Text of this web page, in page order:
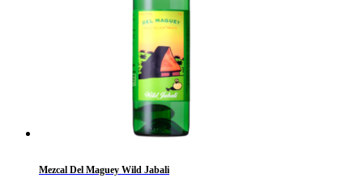
Mezcal Del Maguey Wild Jabali